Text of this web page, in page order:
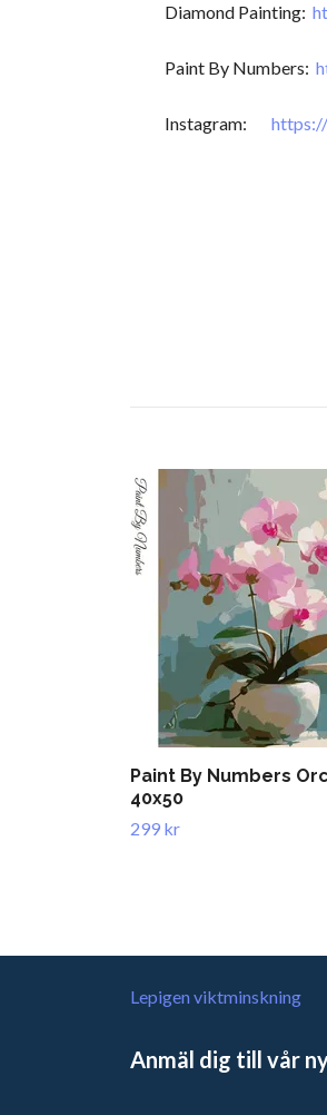
Diamond Painting:
Paint By Numbers:
Instagram:
Paint By Numbers
40x50
299 kr
Lepigen viktminskning
Anmäl dig till vår